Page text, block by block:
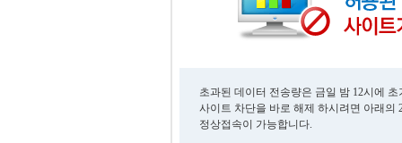
초과된 데이터 전송량은 금일 밤 12시에
사이트 차단을 바로 해제 하시려면 아래의
정상접속이 가능합니다.